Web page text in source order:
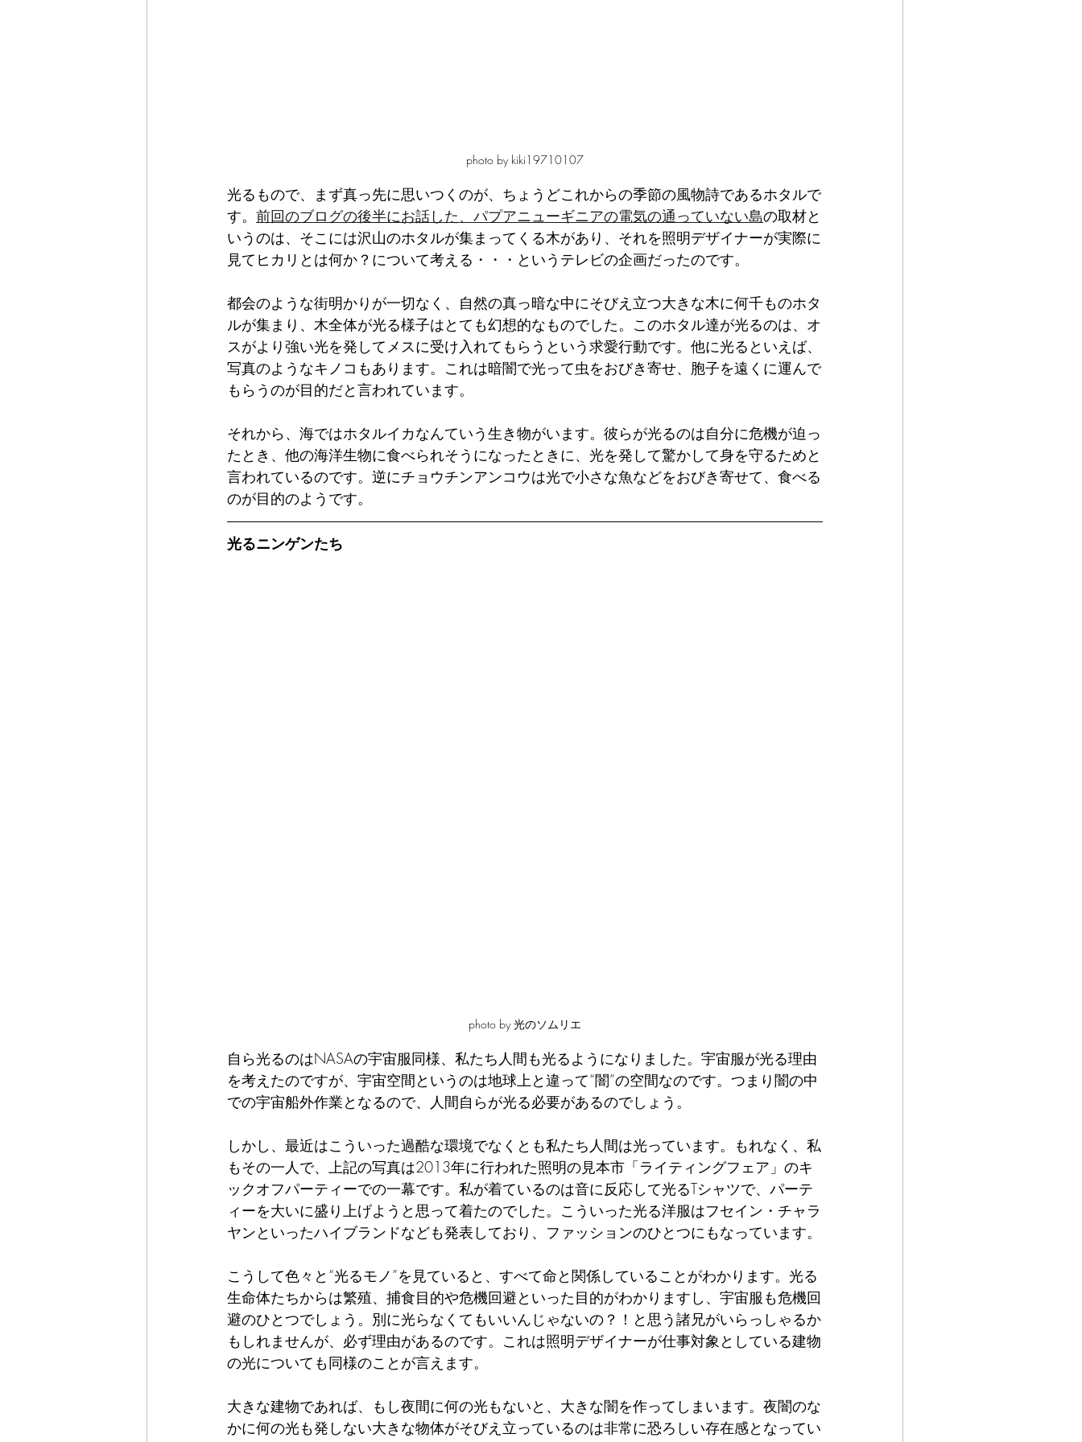
photo by kiki19710107
光るもので、まず真っ先に思いつくのが、ちょうどこれからの季節の風物詩であるホタルで
す。 前回のブログの後半にお話した、パプアニューギニアの電気の通っていない島の取材と
いうのは、そこには沢山のホタルが集まってくる木があり、それを照明デザイナーが実際に
見てヒカリとは何か？について考える・・・というテレビの企画だったのです。
都会のような街明かりが一切なく、自然の真っ暗な中にそびえ立つ大きな木に何千ものホタ
ルが集まり、木全体が光る様子はとても幻想的なものでした。このホタル達が光るのは、オ
スがより強い光を発してメスに受け入れてもらうという求愛行動です。他に光るといえば、
写真のようなキノコもあります。これは暗闇で光って虫をおびき寄せ、胞子を遠くに運んで
もらうのが目的だと言われています。
それから、海ではホタルイカなんていう生き物がいます。彼らが光るのは自分に危機が迫っ
たとき、他の海洋生物に食べられそうになったときに、光を発して驚かして身を守るためと
言われているのです。逆にチョウチンアンコウは光で小さな魚などをおびき寄せて、食べる
のが目的のようです。
光るニンゲンたち
photo by 光のソムリエ
自ら光るのはNASAの宇宙服同様、私たち人間も光るようになりました。宇宙服が光る理由
を考えたのですが、宇宙空間というのは地球上と違って“闇”の空間なのです。つまり闇の中
での宇宙船外作業となるので、人間自らが光る必要があるのでしょう。
しかし、最近はこういった過酷な環境でなくとも私たち人間は光っています。もれなく、私
もその一人で、上記の写真は2013年に行われた照明の見本市「ライティングフェア」のキ
ックオフパーティーでの一幕です。私が着ているのは音に反応して光るTシャツで、パーテ
ィーを大いに盛り上げようと思って着たのでした。こういった光る洋服はフセイン・チャラ
ヤンといったハイブランドなども発表しており、ファッションのひとつにもなっています。
こうして色々と“光るモノ”を見ていると、すべて命と関係していることがわかります。光る
生命体たちからは繁殖、捕食目的や危機回避といった目的がわかりますし、宇宙服も危機回
避のひとつでしょう。別に光らなくてもいいんじゃないの？！と思う諸兄がいらっしゃるか
もしれませんが、必ず理由があるのです。これは照明デザイナーが仕事対象としている建物
の光についても同様のことが言えます。
大きな建物であれば、もし夜間に何の光もないと、大きな闇を作ってしまいます。夜闇のな
かに何の光も発しない大きな物体がそびえ立っているのは非常に恐ろしい存在感となってい